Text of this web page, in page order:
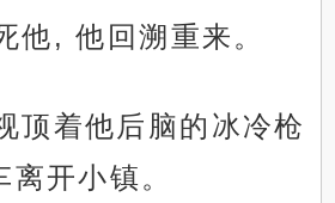
他, 他回溯重来。
顶着他后脑的冰冷枪
开小镇。